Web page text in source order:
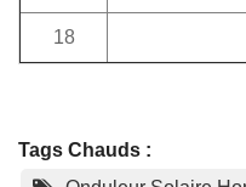
18
Tags Chauds :